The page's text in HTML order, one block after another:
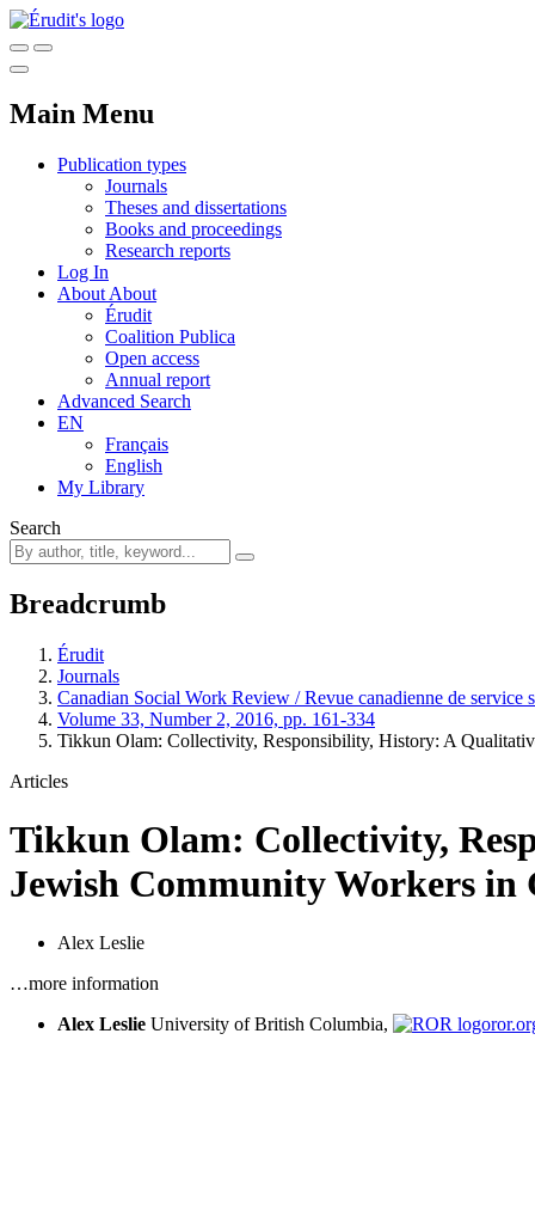
Main Menu
Publication types
Journals
Theses and dissertations
Books and proceedings
Research reports
Log In
About About
Érudit
Coalition Publica
Open access
Annual report
Advanced Search
EN
Français
English
My Library
Search
Breadcrumb
Érudit
Journals
Canadian Social Work Review / Revue canadienne de service
Volume 33, Number 2, 2016, pp. 161-334
Tikkun Olam: Collectivity, Responsibility, History: A
Articles
Tikkun Olam: Collectivity,
Jewish Community Workers in
Alex Leslie
…more information
Alex Leslie University of British Columbia,